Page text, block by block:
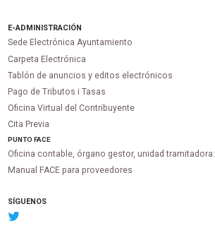
E-ADMINISTRACIÓN
Sede Electrónica Ayuntamiento
Carpeta Electrónica
Tablón de anuncios y editos electrónicos
Pago de Tributos i Tasas
Oficina Virtual del Contribuyente
Cita Previa
PUNTOFACE
Oficina contable, órgano gestor, unidad tramitadora:
Manual FACE para proveedores
SÍGUENOS